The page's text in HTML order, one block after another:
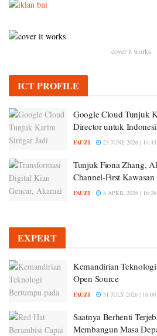
cover it works
ICT PROFILE
Google Cloud Tunjuk
Director untuk
FAUZI 23 JUNE 2026 | 14:43
Tunjuk Fiona Zhang,
Channel-First Kawasan
FAUZI 8 APRIL 2026 | 16:26
EXPERT
Kemandirian
Open Source
FAUZI 31 JULY 2026 | 16:00
Saatnya Berhenti
Membangun Masa